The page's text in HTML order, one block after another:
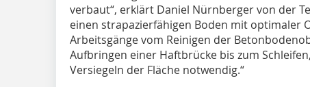
verbaut“, erklärt Daniel Nürnberger von der
einen strapazierfähigen Boden mit optimaler
Arbeitsgänge vom Reinigen der
Aufbringen einer Haftbrücke bis zum
Versiegeln der Fläche notwendig.“